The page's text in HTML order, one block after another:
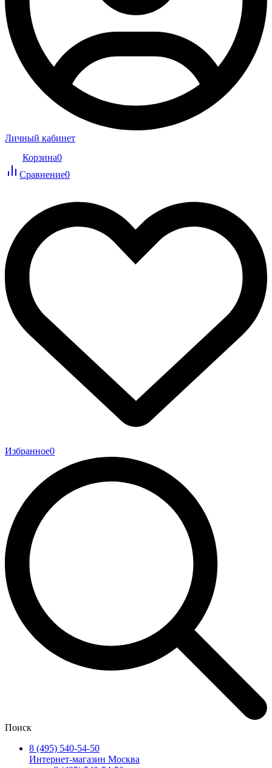
Личный кабинет
Корзина0
Сравнение0
Избранное0
Поиск
8 (495) 540-54-50
Интернет-магазин Москва